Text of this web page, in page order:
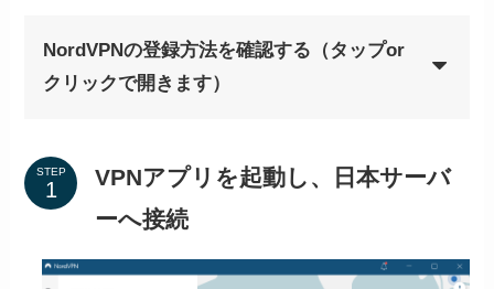
NordVPNの登録方法を確認する（タップor
クリックで開きます）
入ページへ飛ぶ
STEP
VPNアプリを起動し、日本サーバ
ーへ接続